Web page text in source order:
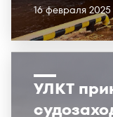
16 февраля 2025
УЛКТ